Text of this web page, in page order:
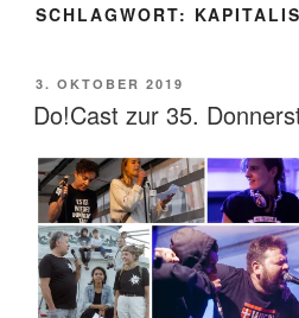
SCHLAGWORT:
VERÖFFENTLICHT
AM
3. OKTOBER 2019
Do!Cast zur 35.